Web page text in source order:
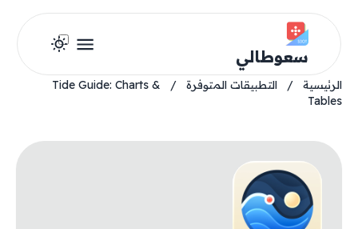
سعوطالي
الرئيسية / التطبيقات المتوفرة /
Tide Guide: Charts &
Tables